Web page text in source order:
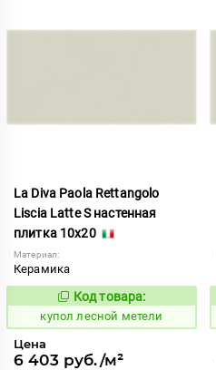
La Diva Paola Rettangolo
Liscia Latte S настенная
плитка 10x20
Материал:
Керамика
849550
Код товара:
купол лесной метели
Цена
6 403 руб./м²